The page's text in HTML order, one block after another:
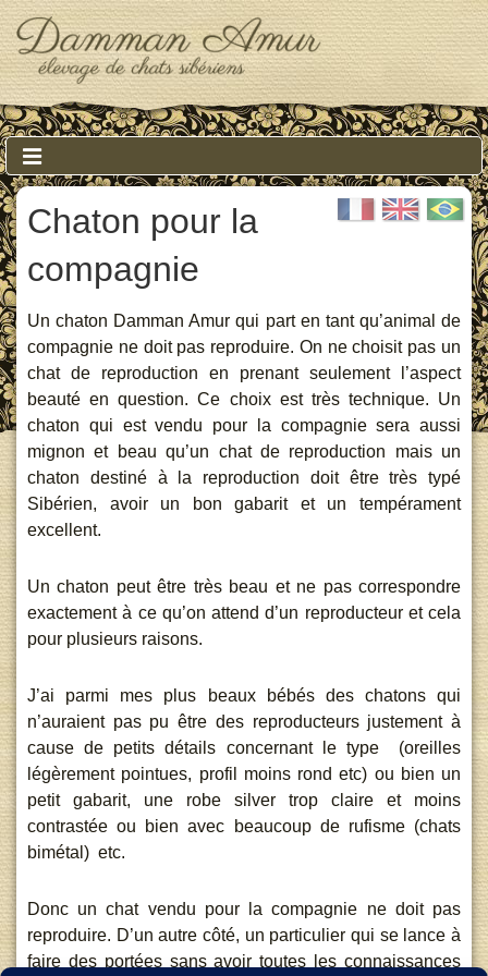
↓
Skip
to
Main
Content
Main
Navigation
MENU
Chaton pour la
compagnie
Un chaton Damman Amur qui part en tant qu’animal de
compagnie ne doit pas reproduire. On ne choisit pas un
chat de reproduction en prenant seulement l’aspect
beauté en question. Ce choix est très technique. Un
chaton qui est vendu pour la compagnie sera aussi
mignon et beau qu’un chat de reproduction mais un
chaton destiné à la reproduction doit être très typé
Sibérien, avoir un bon gabarit et un tempérament
excellent.
Un chaton peut être très beau et ne pas correspondre
exactement à ce qu’on attend d’un reproducteur et cela
pour plusieurs raisons.
J’ai parmi mes plus beaux bébés des chatons qui
n’auraient pas pu être des reproducteurs justement à
cause de petits détails concernant le type (oreilles
légèrement pointues, profil moins rond etc) ou bien un
petit gabarit, une robe silver trop claire et moins
contrastée ou bien avec beaucoup de rufisme (chats
bimétal) etc.
Donc un chat vendu pour la compagnie ne doit pas
reproduire. D’un autre côté, un particulier qui se lance à
faire des portées sans avoir toutes les connaissances